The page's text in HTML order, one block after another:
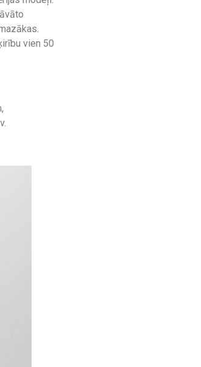
vien 50